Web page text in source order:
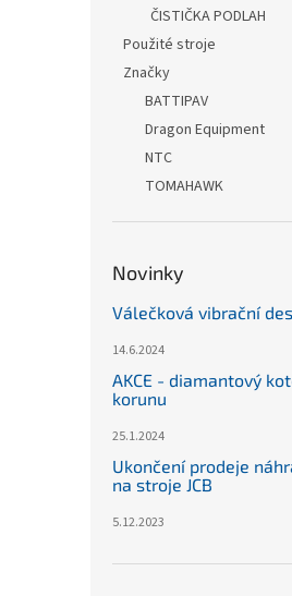
ČISTIČKA PODLAH
Použité stroje
Značky
BATTIPAV
Dragon Equipment
NTC
TOMAHAWK
Novinky
Válečková vibrační
14.6.2024
AKCE - diamantový
korunu
25.1.2024
Ukončení prodeje
na stroje JCB
5.12.2023